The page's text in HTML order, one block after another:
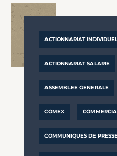
ACTIONNARIAT
ACTIONNARIAT SALARIE
ASSEMBLEE GENERALE
COMEX
COMMUNIQUES DE